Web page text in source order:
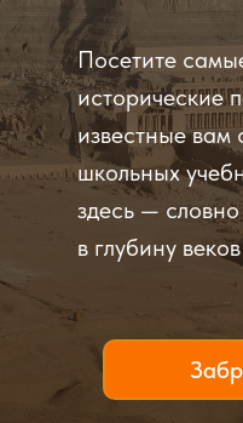
Посетите
исторические
известные вам
школьных
здесь —
в глубину веков